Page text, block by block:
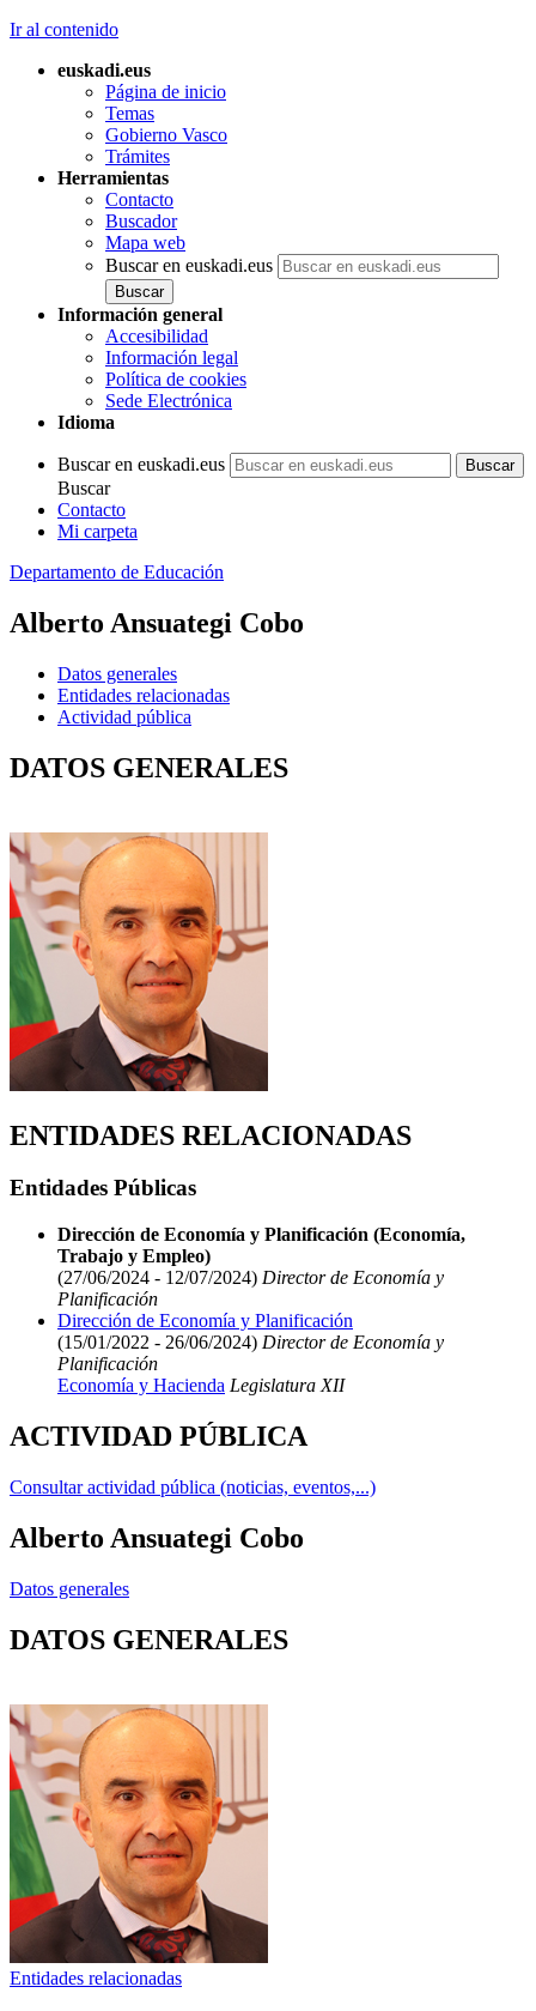
Ir al contenido
euskadi.eus
Página de inicio
Temas
Gobierno Vasco
Trámites
Herramientas
Contacto
Buscador
Mapa web
Buscar en euskadi.eus
Información general
Accesibilidad
Información legal
Política de cookies
Sede Electrónica
Idioma
Buscar en euskadi.eus
Buscar
Contacto
Mi carpeta
Departamento de Educación
Alberto Ansuategi Cobo
Datos generales
Entidades relacionadas
Actividad pública
DATOS GENERALES
ENTIDADES RELACIONADAS
Entidades Públicas
Dirección de Economía y Planificación (Economía,
Trabajo y Empleo)
(27/06/2024 - 12/07/2024) Director de Economía y
Planificación
Dirección de Economía y Planificación
(15/01/2022 - 26/06/2024) Director de Economía y
Planificación
Economía y Hacienda Legislatura XII
ACTIVIDAD PÚBLICA
Consultar actividad pública (noticias, eventos,...)
Alberto Ansuategi Cobo
Datos generales
DATOS GENERALES
Entidades relacionadas